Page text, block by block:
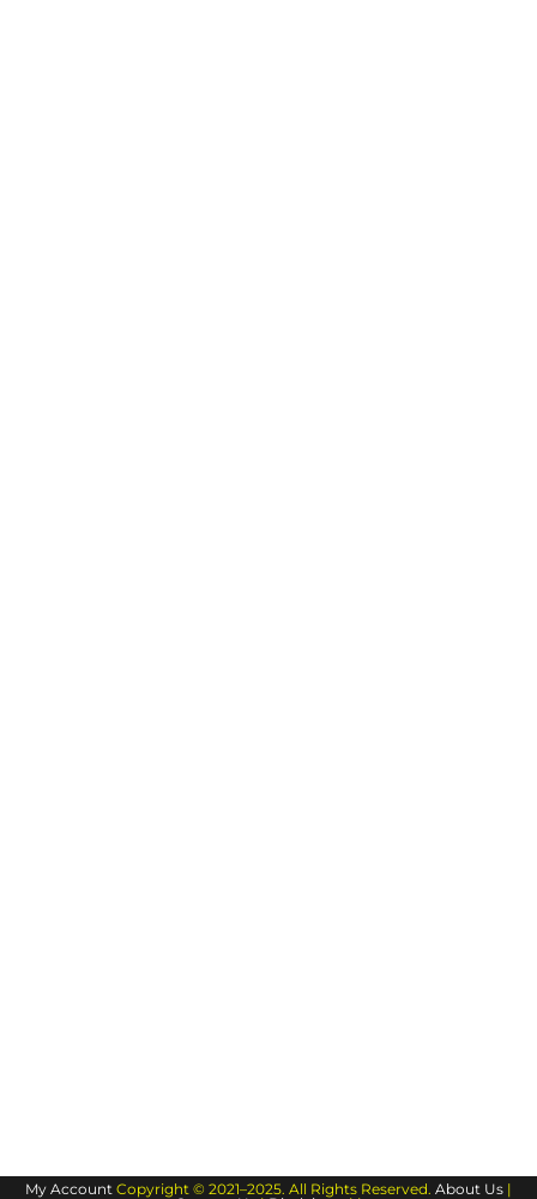
My Account Copyright © 2021–2025. All Rights Reserved. About Us |